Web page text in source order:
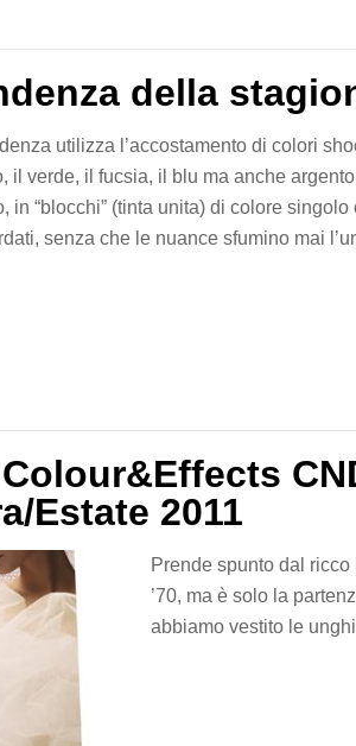
della
utilizza l’accostamento di colori
il verde, il fucsia, il blu ma anche
in “blocchi” (tinta unita) di colore
senza che le nuance sfumino mai
Estate 2011
Prende spunto dal
’70, ma è solo la
abbiamo vestito le